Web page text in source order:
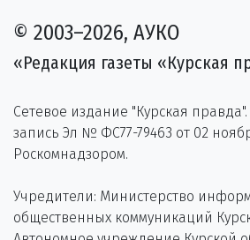
© 2003–2026, АУКО
«Редакция газеты «Курская
Сетевое издание "Курская
запись Эл № ФС77-79463 от 02
Роскомнадзором.
Учредители: Министерство
общественных коммуникаций